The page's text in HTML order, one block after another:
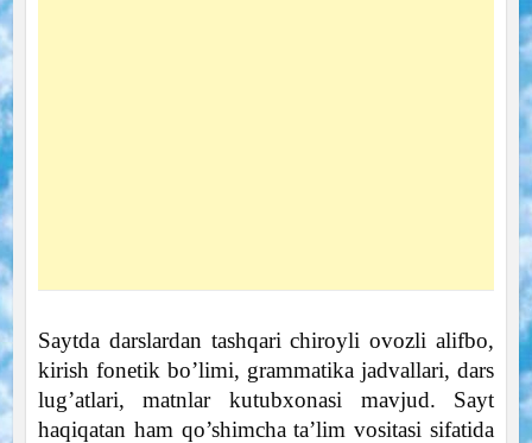
Saytda darslardan tashqari chiroyli ovozli alifbo,
kirish fonetik bo’limi, grammatika jadvallari, dars
lug’atlari, matnlar kutubxonasi mavjud. Sayt
haqiqatan ham qo’shimcha ta’lim vositasi sifatida